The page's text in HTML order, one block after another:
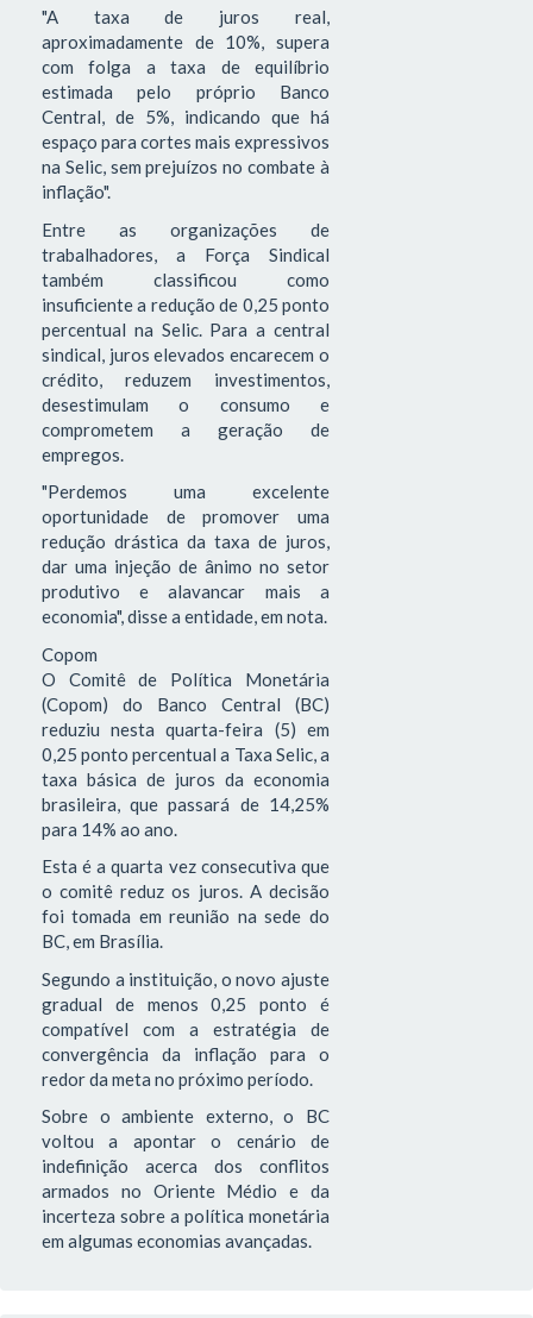
"A taxa de juros real,
aproximadamente de 10%, supera
com folga a taxa de equilíbrio
estimada pelo próprio Banco
Central, de 5%, indicando que há
espaço para cortes mais expressivos
na Selic, sem prejuízos no combate à
inflação".
Entre as organizações de
trabalhadores, a Força Sindical
também classificou como
insuficiente a redução de 0,25 ponto
percentual na Selic. Para a central
sindical, juros elevados encarecem o
crédito, reduzem investimentos,
desestimulam o consumo e
comprometem a geração de
empregos.
"Perdemos uma excelente
oportunidade de promover uma
redução drástica da taxa de juros,
dar uma injeção de ânimo no setor
produtivo e alavancar mais a
economia", disse a entidade, em nota.
Copom
O Comitê de Política Monetária
(Copom) do Banco Central (BC)
reduziu nesta quarta-feira (5) em
0,25 ponto percentual a Taxa Selic, a
taxa básica de juros da economia
brasileira, que passará de 14,25%
para 14% ao ano.
Esta é a quarta vez consecutiva que
o comitê reduz os juros. A decisão
foi tomada em reunião na sede do
BC, em Brasília.
Segundo a instituição, o novo ajuste
gradual de menos 0,25 ponto é
compatível com a estratégia de
convergência da inflação para o
redor da meta no próximo período.
Sobre o ambiente externo, o BC
voltou a apontar o cenário de
indefinição acerca dos conflitos
armados no Oriente Médio e da
incerteza sobre a política monetária
em algumas economias avançadas.